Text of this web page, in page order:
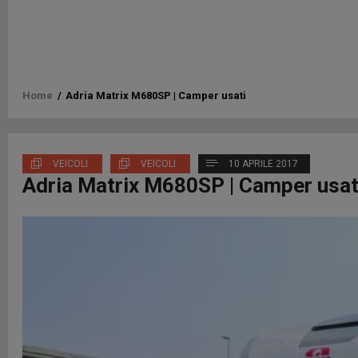
Briciole
pane
Home / Adria Matrix M680SP | Camper usati
VEICOLI VEICOLI 10 APRILE 2017
Adria Matrix M680SP | Camper